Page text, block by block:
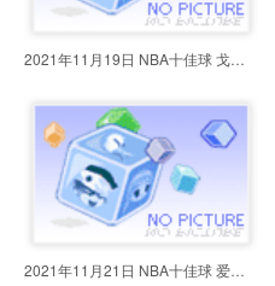
2021年11月19日 NBA十佳球 戈贝尔
2021年11月21日 NBA十佳球 爱德华